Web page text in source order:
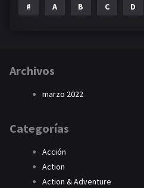
# A B C D
Archivos
marzo 2022
Categorías
Acción
Action
Action & Adventure